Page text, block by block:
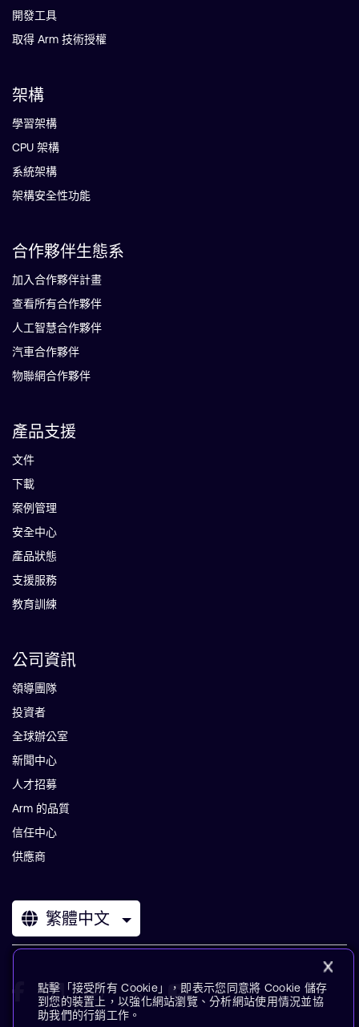
開發工具
取得 Arm 技術授權
架構
學習架構
CPU 架構
系統架構
架構安全性功能
合作夥伴生態系
加入合作夥伴計畫
查看所有合作夥伴
人工智慧合作夥伴
汽車合作夥伴
物聯網合作夥伴
產品支援
文件
下載
案例管理
安全中心
產品狀態
支援服務
教育訓練
公司資訊
領導團隊
投資者
全球辦公室
新聞中心
人才招募
Arm 的品質
信任中心
供應商
繁體中文
點擊「接受所有 Cookie」，即表示您同意將 Cookie 儲存
到您的裝置上，以強化網站瀏覽、分析網站使用情況並協
助我們的行銷工作。